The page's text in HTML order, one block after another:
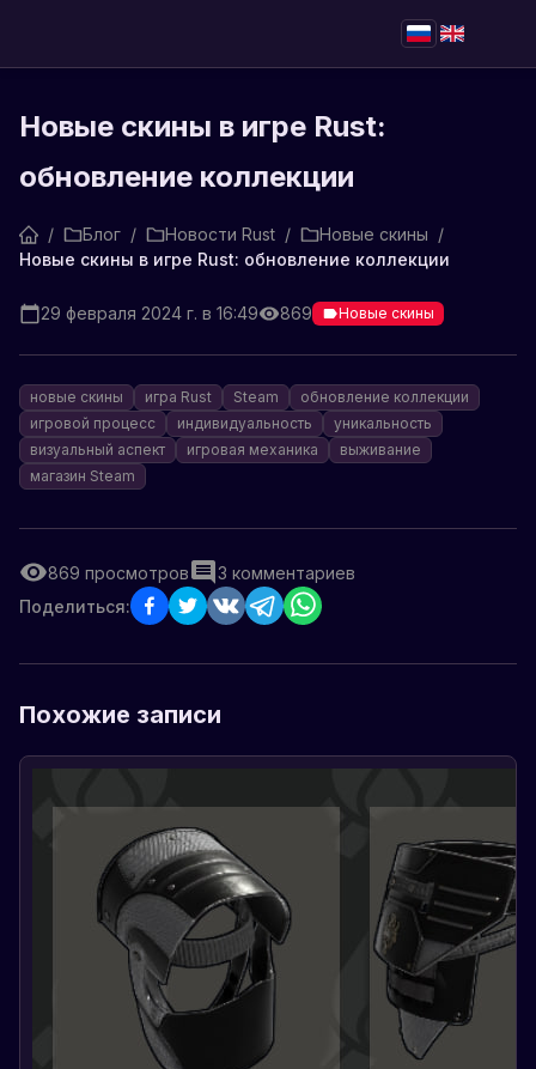
Новые скины в игре Rust:
обновление коллекции
/ Блог / Новости Rust / Новые скины /
Новые скины в игре Rust: обновление коллекции
29 февраля 2024 г. в 16:49 869 Новые скины
новые скины игра Rust Steam
обновление коллекции
игровой процесс
индивидуальность
уникальность
визуальный аспект
игровая механика
выживание
магазин Steam
869 просмотров 3 комментариев
Поделиться:
Похожие записи